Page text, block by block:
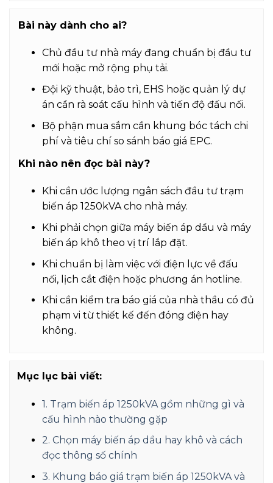
Bài này dành cho ai?
Chủ đầu tư nhà máy đang chuẩn bị đầu tư
mới hoặc mở rộng phụ tải.
Đội kỹ thuật, bảo trì, EHS hoặc quản lý dự
án cần rà soát cấu hình và tiến độ đấu nối.
Bộ phận mua sắm cần khung bóc tách chi
phí và tiêu chí so sánh báo giá EPC.
Khi nào nên đọc bài này?
Khi cần ước lượng ngân sách đầu tư trạm
biến áp 1250kVA cho nhà máy.
Khi phải chọn giữa máy biến áp dầu và máy
biến áp khô theo vị trí lắp đặt.
Khi chuẩn bị làm việc với điện lực về đấu
nối, lịch cắt điện hoặc phương án hotline.
Khi cần kiểm tra báo giá của nhà thầu có đủ
phạm vi từ thiết kế đến đóng điện hay
không.
Mục lục bài viết:
1. Trạm biến áp 1250kVA gồm những gì và
cấu hình nào thường gặp
2. Chọn máy biến áp dầu hay khô và cách
đọc thông số chính
3. Khung báo giá trạm biến áp 1250kVA và